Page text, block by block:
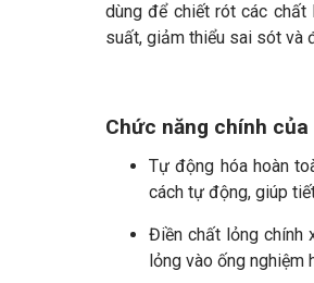
dùng để chiết rót các chất
suất, giảm thiểu sai sót và
Chức năng chính
Tự động hóa hoàn
cách tự động, giúp
Điền chất lỏng chính
lỏng vào ống nghiệm